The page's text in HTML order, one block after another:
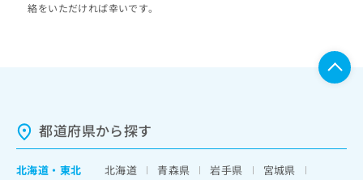
絡をいただければ幸いです。
都道府県から探す
北海道 ・ 東北 北海道 青森県 岩手県
宮城県